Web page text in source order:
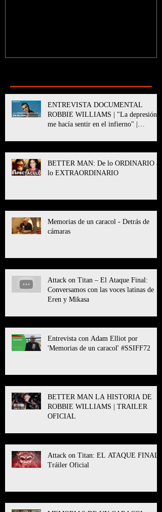
ENTREVISTA DOCUMENTAL
ROBBIE WILLIAMS | "La depresión
me hacía sentir en el infierno" |
BETTER MAN: De lo ORDINARIO a
lo EXTRAORDINARIO
Memorias de un caracol - Detrás de
cámaras
Attack on Titan – El Ataque Final:
Conversamos con las voces latinas de
Eren y Mikasa
Entrevista con Adam Elliot por
'Memorias de un caracol' #SSIFF72
BETTER MAN LA HISTORIA DE
ROBBIE WILLIAMS | TRAILER
OFICIAL
Attack on Titan: EL ATAQUE FINAL l
Tráiler Oficial